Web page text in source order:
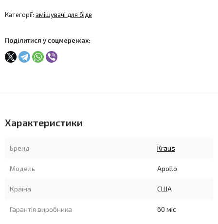
Категорії: змішувачі для біде
Поділитися у соцмережах:
Характеристики
Бренд Kraus
Модель Apollo
Країна США
Гарантія виробника 60 міс